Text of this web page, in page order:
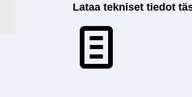
Lataa tekniset tiedot